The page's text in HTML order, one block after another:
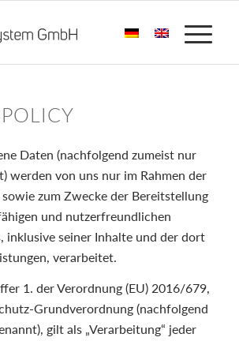
Daten (nachfolgend zumeist nur
werden von uns nur im Rahmen der
zum Zwecke der Bereitstellung
und nutzerfreundlichen
inklusive seiner Inhalte und der dort
verarbeitet.
1. der Verordnung (EU) 2016/679,
Grundverordnung (nachfolgend
gilt als „Verarbeitung“ jeder